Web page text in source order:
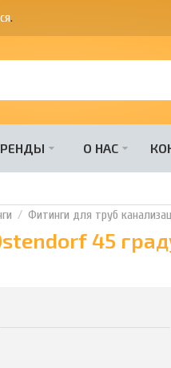
.
О НАС
Фитинги для труб
45